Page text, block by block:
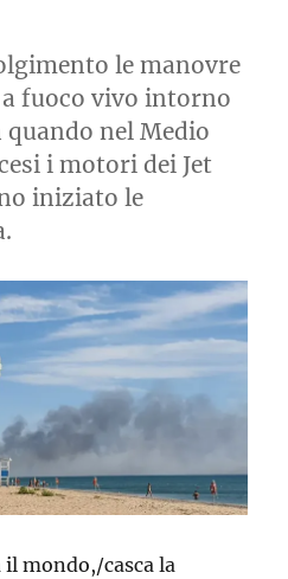
le manovre
fuoco vivo intorno
quando nel Medio
i motori dei Jet
iniziato le
mondo,/casca la